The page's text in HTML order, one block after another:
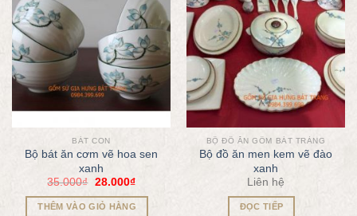
BÁT CON
Bộ bát ăn cơm vẽ hoa sen
xanh
35.000₫ 28.000₫
THÊM VÀO GIỎ HÀNG
BỘ ĐỒ ĂN GỐM BÁT TRÀNG
Bộ đồ ăn men kem vẽ đào
xanh
Liên hệ
ĐỌC TIẾP